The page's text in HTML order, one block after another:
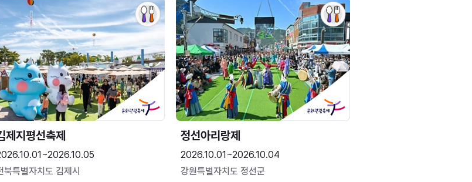
제지평선축제
북특별자치도 김제시
정선아리랑제
2026.10.01~2026.10.04
강원특별자치도 정선군